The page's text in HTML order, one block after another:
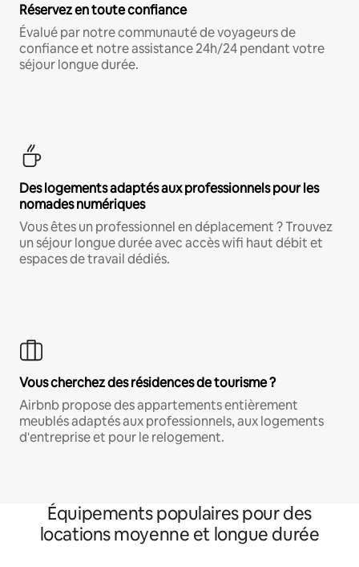
Réservez en toute confiance
Évalué par notre communauté de voyageurs de
confiance et notre assistance 24h/24 pendant votre
séjour longue durée.
Des logements adaptés aux professionnels pour les
nomades numériques
Vous êtes un professionnel en déplacement ? Trouvez
un séjour longue durée avec accès wifi haut débit et
espaces de travail dédiés.
Vous cherchez des résidences de tourisme ?
Airbnb propose des appartements entièrement
meublés adaptés aux professionnels, aux logements
d'entreprise et pour le relogement.
Équipements populaires pour des
locations moyenne et longue durée